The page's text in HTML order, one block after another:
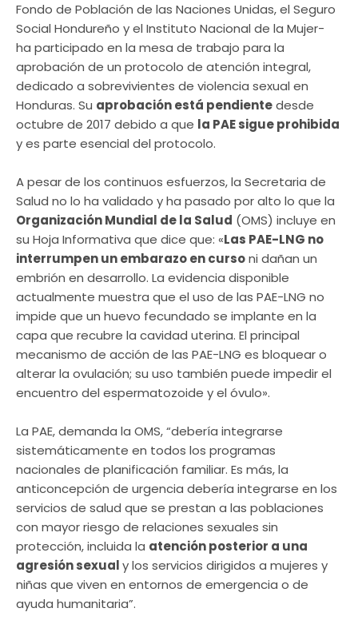
Fondo de Población de las Naciones Unidas, el Seguro
Social Hondureño y el Instituto Nacional de la Mujer-
ha participado en la mesa de trabajo para la
aprobación de un protocolo de atención integral,
dedicado a sobrevivientes de violencia sexual en
Honduras. Su aprobación está pendientedesde
octubre de 2017 debido a que la PAE sigue prohibida
y es parte esencial del protocolo.
A pesar de los continuos esfuerzos, la Secretaria de
Salud no lo ha validado y ha pasado por alto lo que la
Organización Mundial de la Salud (OMS) incluye en
su Hoja Informativa que dice que: «Las PAE-LNG no
interrumpen un embarazo en cursoni dañan un
embrión en desarrollo. La evidencia disponible
actualmente muestra que el uso de las PAE-LNG no
impide que un huevo fecundado se implante en la
capa que recubre la cavidad uterina. El principal
mecanismo de acción de las PAE-LNG es bloquear o
alterar la ovulación; su uso también puede impedir el
encuentro del espermatozoide y el óvulo».
La PAE, demanda la OMS, “debería integrarse
sistemáticamente en todos los programas
nacionales de planificación familiar. Es más, la
anticoncepción de urgencia debería integrarse en los
servicios de salud que se prestan a las poblaciones
con mayor riesgo de relaciones sexuales sin
protección, incluida la atención posterior a una
agresión sexualy los servicios dirigidos a mujeres y
niñas que viven en entornos de emergencia o de
ayuda humanitaria”.